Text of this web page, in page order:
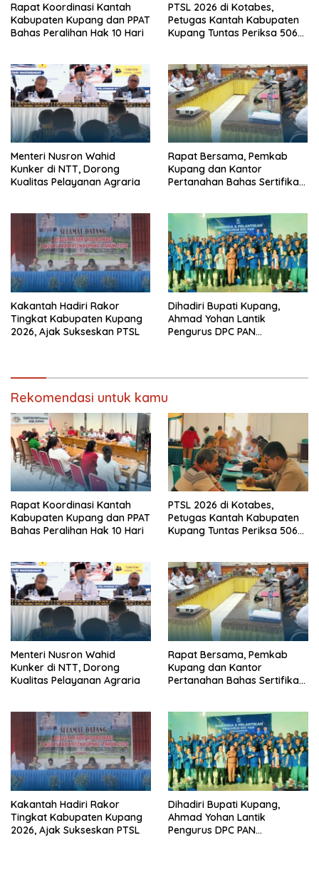
Rapat Koordinasi Kantah
Kabupaten Kupang dan PPAT
Bahas Peralihan Hak 10 Hari
PTSL 2026 di Kotabes,
Petugas Kantah Kabupaten
Kupang Tuntas Periksa 506
Menteri Nusron Wahid
Kunker di NTT, Dorong
Kualitas Pelayanan Agraria
Rapat Bersama, Pemkab
Kupang dan Kantor
Pertanahan Bahas Sertifikasi
Kakantah Hadiri Rakor
Tingkat Kabupaten Kupang
2026, Ajak Sukseskan PTSL
Dihadiri Bupati Kupang,
Ahmad Yohan Lantik
Pengurus DPC PAN
Rekomendasi untuk kamu
Rapat Koordinasi Kantah
Kabupaten Kupang dan PPAT
Bahas Peralihan Hak 10 Hari
PTSL 2026 di Kotabes,
Petugas Kantah Kabupaten
Kupang Tuntas Periksa 506
Menteri Nusron Wahid
Kunker di NTT, Dorong
Kualitas Pelayanan Agraria
Rapat Bersama, Pemkab
Kupang dan Kantor
Pertanahan Bahas Sertifikasi
Kakantah Hadiri Rakor
Tingkat Kabupaten Kupang
2026, Ajak Sukseskan PTSL
Dihadiri Bupati Kupang,
Ahmad Yohan Lantik
Pengurus DPC PAN